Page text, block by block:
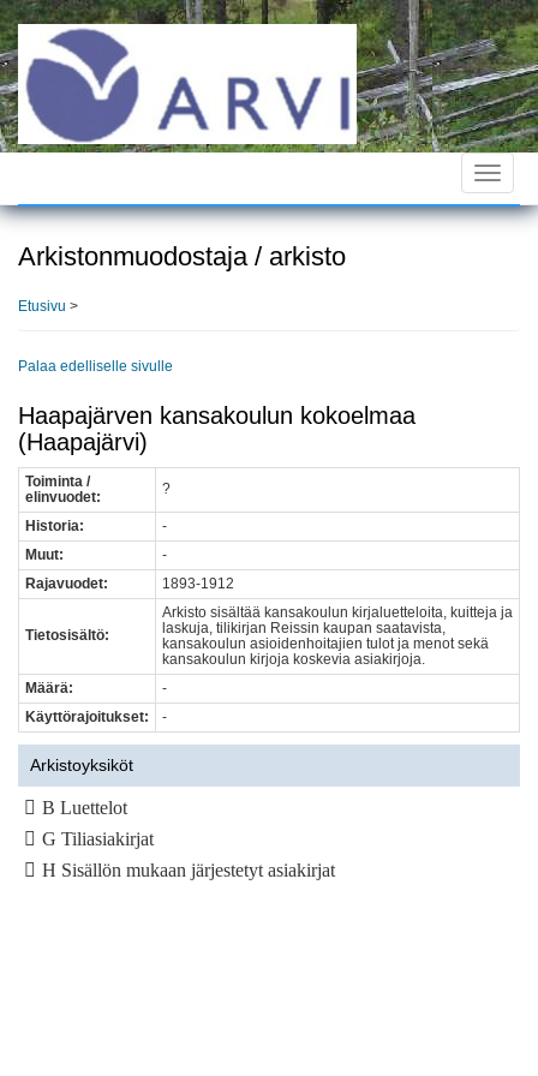
Hyppää
pääsisältöön
Toggle
Arkistonmuodostaja / arkisto
Etusivu >
Palaa edelliselle sivulle
Haapajärven kansakoulun kokoelmaa
(Haapajärvi)
Toiminta /
elinvuodet:
?
Historia:
-
Muut:
-
Rajavuodet:
1893-1912
Tietosisältö:
Arkisto sisältää kansakoulun kirjaluetteloita, kuitteja ja
laskuja, tilikirjan Reissin kaupan saatavista,
kansakoulun asioidenhoitajien tulot ja menot sekä
kansakoulun kirjoja koskevia asiakirjoja.
Määrä:
-
Käyttörajoitukset:
-
Arkistoyksiköt
B Luettelot
G Tiliasiakirjat
H Sisällön mukaan järjestetyt asiakirjat